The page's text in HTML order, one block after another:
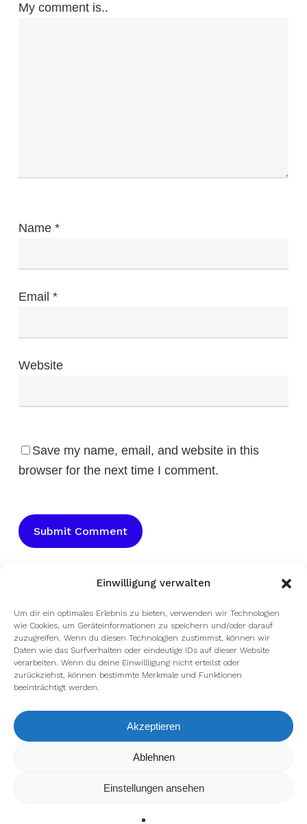
Einwilligung verwalten
Um dir ein optimales Erlebnis zu bieten, verwenden wir Technologien
wie Cookies, um Geräteinformationen zu speichern und/oder darauf
zuzugreifen. Wenn du diesen Technologien zustimmst, können wir
Daten wie das Surfverhalten oder eindeutige IDs auf dieser Website
verarbeiten. Wenn du deine Einwillligung nicht erteilst oder
zurückziehst, können bestimmte Merkmale und Funktionen
beeinträchtigt werden.
Akzeptieren
Ablehnen
Einstellungen ansehen
My comment is..
Name *
Email *
Website
Save my name, email, and website in this
browser for the next time I comment.
facebook youtube instagram spotify twitch
email
Wir verwenden Cookies, um dir die bestmögliche Erfahrung auf
kannst du erfahren, welche Cookies wir
verwenden oder sie ausschalten.